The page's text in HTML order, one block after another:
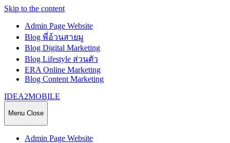
Skip to the content
Admin Page Website
Blog พี่อ้วนสายมู
Blog Digital Marketing
Blog Lifestyle ส่วนตัว
ERA Online Marketing
Blog Content Marketing
IDEA2MOBILE
Menu Close
Admin Page Website